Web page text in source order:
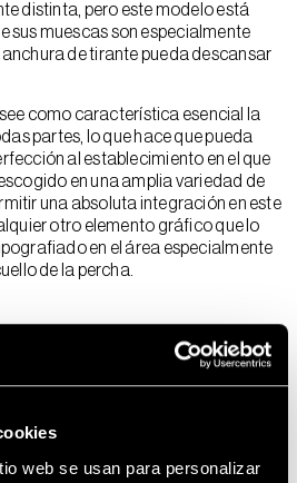
web se usan para personalizar
distinta, pero este modelo está
sus muescas son especialmente
de tirante pueda descansar
como característica esencial la
partes, lo que hace que pueda
al establecimiento en el que
en una amplia variedad de
una absoluta integración en este
otro elemento gráfico que lo
en el área especialmente
de la percha.